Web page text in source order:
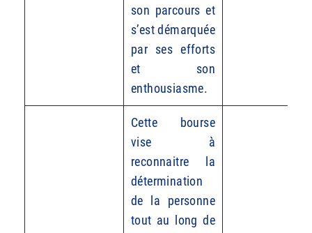
son parcours et
s’est démarquée
par ses efforts
et son
enthousiasme.
Cette bourse
vise à
reconnaitre la
détermination
de la personne
tout au long de